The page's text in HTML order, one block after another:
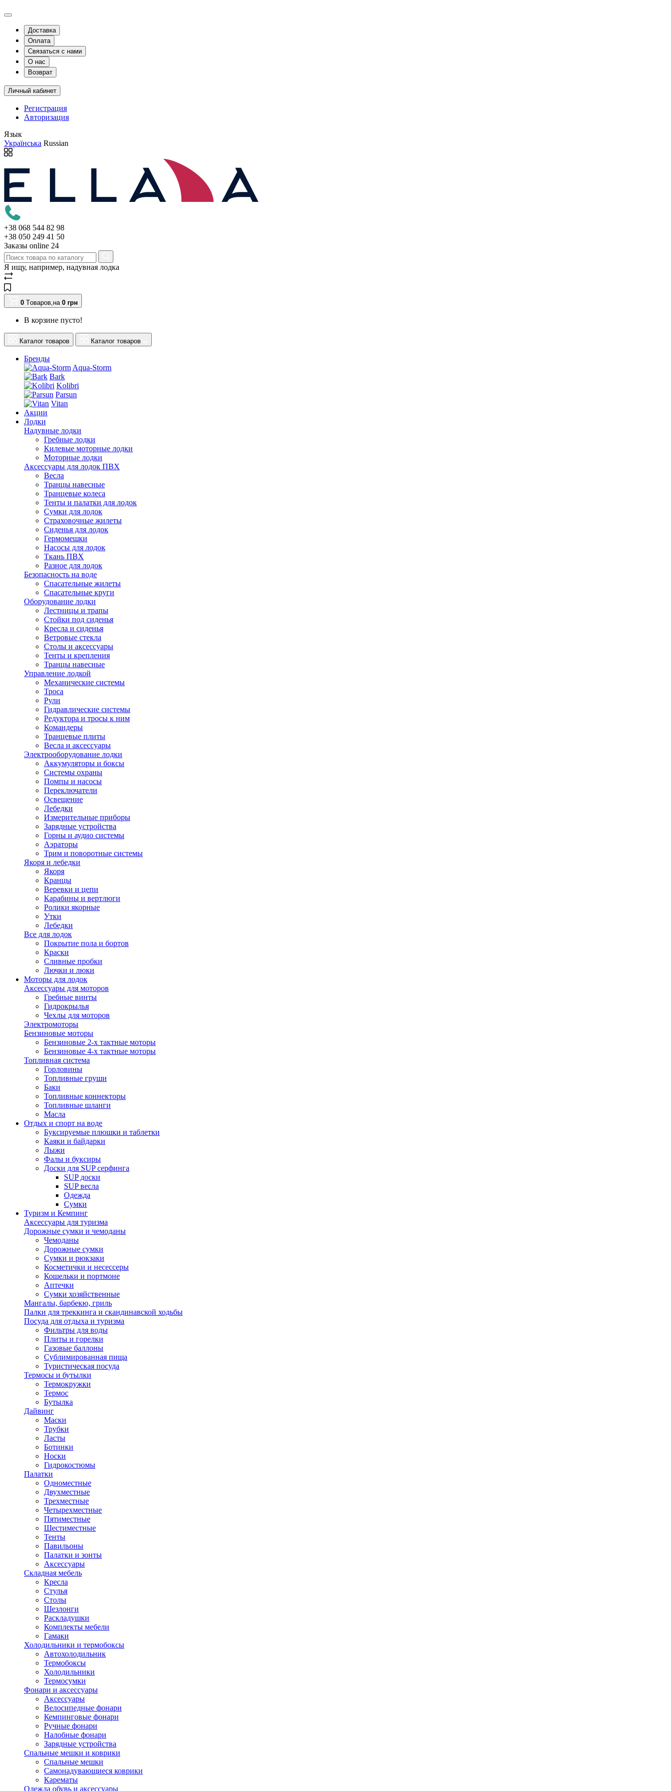
Доставка
Оплата
Связаться с нами
О нас
Возврат
Личный кабинет
Регистрация
Авторизация
Язык
Українська Russian
+38 068 544 82 98
+38 050 249 41 50
Заказы оnline 24
Я ищу, например, надувная лодка
0 Tоваров,на 0 грн
В корзине пусто!
Каталог товаров Каталог товаров
Бренды
Aqua-Storm
Bark
Kolibri
Parsun
Vitan
Акции
Лодки
Надувные лодки
Гребные лодки
Килевые моторные лодки
Моторные лодки
Аксессуары для лодок ПВХ
Весла
Транцы навесные
Транцевые колеса
Тенты и палатки для лодок
Сумки для лодок
Страховочные жилеты
Сиденья для лодок
Гермомешки
Насосы для лодок
Ткань ПВХ
Разное для лодок
Безопасность на воде
Спасательные жилеты
Спасательные круги
Оборудование лодки
Лестницы и трапы
Стойки под сиденья
Кресла и сиденья
Ветровые стекла
Столы и аксессуары
Тенты и крепления
Транцы навесные
Управление лодкой
Механические системы
Троса
Рули
Гидравлические системы
Редуктора и тросы к ним
Командеры
Транцевые плиты
Весла и аксессуары
Электрооборудование лодки
Аккумуляторы и боксы
Системы охраны
Помпы и насосы
Переключатели
Освещение
Лебедки
Измерительные приборы
Зарядные устройства
Горны и аудио системы
Аэраторы
Трим и поворотные системы
Якоря и лебедки
Якоря
Кранцы
Веревки и цепи
Карабины и вертлюги
Ролики якорные
Утки
Лебедки
Все для лодок
Покрытие пола и бортов
Краски
Сливные пробки
Лючки и люки
Моторы для лодок
Аксессуары для моторов
Гребные винты
Гидрокрылья
Чехлы для моторов
Электромоторы
Бензиновые моторы
Бензиновые 2-х тактные моторы
Бензиновые 4-х тактные моторы
Топливная система
Горловины
Топливные груши
Баки
Топливные коннекторы
Топливные шланги
Масла
Отдых и спорт на воде
Буксируемые плюшки и таблетки
Каяки и байдарки
Лыжи
Фалы и буксиры
Доски для SUP серфинга
SUP доски
SUP весла
Одежда
Сумки
Туризм и Кемпинг
Аксессуары для туризма
Дорожные сумки и чемоданы
Чемоданы
Дорожные сумки
Сумки и рюкзаки
Косметички и несессеры
Кошельки и портмоне
Аптечки
Сумки хозяйственные
Мангалы, барбекю, гриль
Палки для треккинга и скандинавской ходьбы
Посуда для отдыха и туризма
Фильтры для воды
Плиты и горелки
Газовые баллоны
Сублимированная пища
Туристическая посуда
Термосы и бутылки
Термокружки
Термос
Бутылка
Дайвинг
Маски
Трубки
Ласты
Ботинки
Носки
Гидрокостюмы
Палатки
Одноместные
Двухместные
Трехместные
Четырехместные
Пятиместные
Шестиместные
Тенты
Павильоны
Палатки и зонты
Аксессуары
Складная мебель
Кресла
Стулья
Столы
Шезлонги
Раскладушки
Комплекты мебели
Гамаки
Холодильники и термобоксы
Автохолодильник
Термобоксы
Холодильники
Термосумки
Фонари и аксессуары
Аксессуары
Велосипедные фонари
Кемпинговые фонари
Ручные фонари
Налобные фонари
Зарядные устройства
Спальные мешки и коврики
Спальные мешки
Самонадувающиеся коврики
Карематы
Одежда обувь и аксессуары